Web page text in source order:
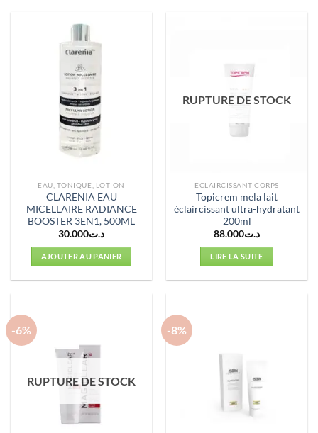
EAU, TONIQUE, LOTION
CLARENIA EAU
MICELLAIRE RADIANCE
BOOSTER 3EN1, 500ML
د.ت30.000
AJOUTER AU PANIER
RUPTURE DE STOCK
ECLAIRCISSANT CORPS
Topicrem mela lait
éclaircissant ultra-hydratant
200ml
د.ت88.000
LIRE LA SUITE
-6%
RUPTURE DE STOCK
-8%